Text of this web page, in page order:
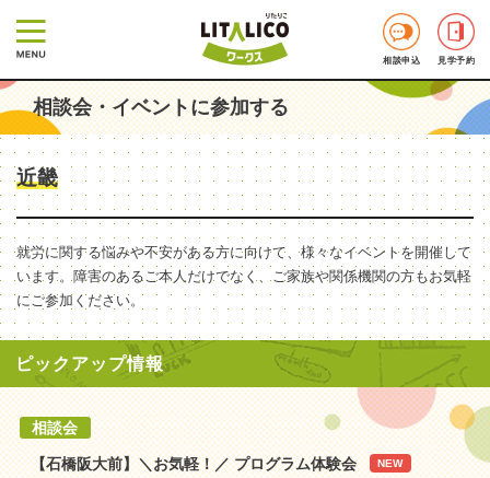
相談申込 見学予約
相談会・イベントに参加する
近畿
就労に関する悩みや不安がある方に向けて、様々なイベントを開催して
います。障害のあるご本人だけでなく、ご家族や関係機関の方もお気軽
にご参加ください。
ピックアップ情報
相談会
【石橋阪大前】＼お気軽！／ プログラム体験会 NEW